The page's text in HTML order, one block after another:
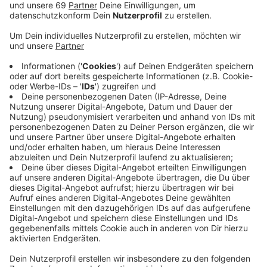
Anzeige
Der Preis ist mit 7einhalb tausend Euro dotiert und
unterstützt das ehrenamtliche Engagement von
Studierenden der Rechtswissenschaften. Die
Studierenden vonLaw Clinic Münster bieten
Bedürftigen eine kostenfreie Rechtsberatung an, die
sie sich sonst nicht leisten könnten. Dazu kooperiert
die Initiative zum Beispiel mit der Caritas oder der
Diakonie.
Vergeben wurden am Abend auch der Lehr- und der
Gleichstellungspreis der Uni. Uni-Rektor Johannes
Batterieforschungsfabrik in Münster als besonderen